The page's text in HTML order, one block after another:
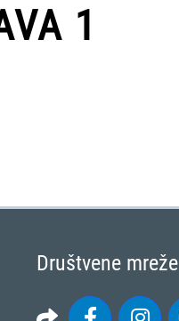
1
Društvene mreže